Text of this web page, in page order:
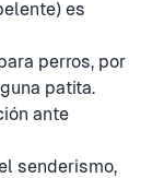
es
perros, por
patita.
ante
senderismo,